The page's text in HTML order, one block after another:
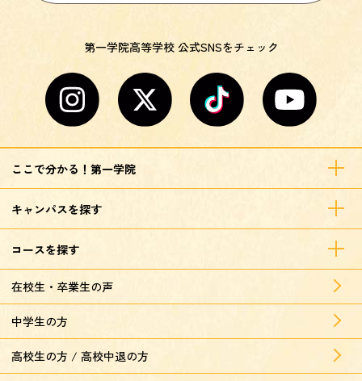
第一学院高等学校 公式SNSをチェック
ここで分かる！第一学院
キャンパスを探す
コースを探す
在校生・卒業生の声
中学生の方
高校生の方 / 高校中退の方